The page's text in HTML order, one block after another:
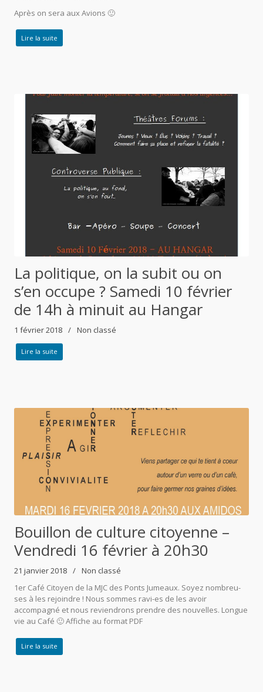
Après on sera aux Avions 🙂
Lire la suite
La politique, on la subit ou on
s’en occupe ? Samedi 10 février
de 14h à minuit au Hangar
1 février 2018 Non classé
Lire la suite
Bouillon de culture citoyenne –
Vendredi 16 février à 20h30
21 janvier 2018
Non classé
1er Café Citoyen de la MJC des Ponts Jumeaux. Soyez nombreu-
ses à les rejoindre ! Nous sommes ravi-es de les avoir
accompagné et nous reviendrons prendre des nouvelles. Longue
vie au Café 🙂 Affiche au format PDF
Lire la suite